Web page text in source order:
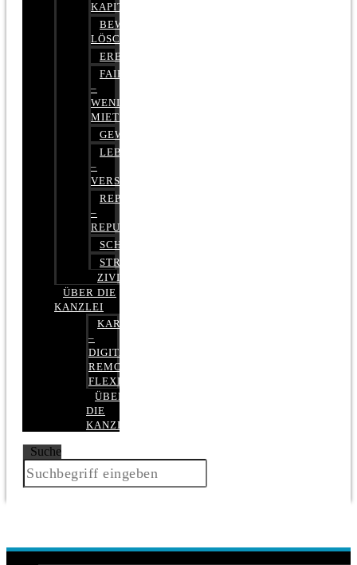
KAPITALMARKTRECHT
BEWERTUNGEN
LÖSCHEN
ERBRECHT
FAIRMIETEN
–
WENIGER
MIETE
GEWERBERECHT
LEBENSVERSICHERUNG
–
VERSICHERUNGSRECHT
REPUTATIONSRECHT
–
REPUTATIONSMANAGEMENT
SCHUFARECHT
STRAFRECHT
ZIVILRECHT
ÜBER DIE
KANZLEI
KARRIERE
–
DIGITAL,
REMOTE,
FLEXIBEL
ÜBER
DIE
KANZLEI
Suche